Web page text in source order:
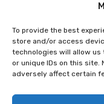
To provide the best
store and/or access
technologies will allow
or unique IDs on this
adversely affect certain
Arkestar